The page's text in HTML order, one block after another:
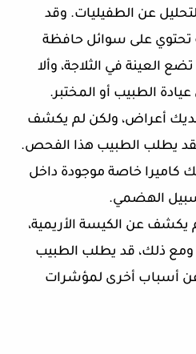
عن الطفيليات. وقد
تحتوي على سوائل حافظة
العينة في الثلاجة، وألا
الطبيب أو المختبر.
لديك أعراض، ولكن لم يكشف
يطلب الطبيب هذا الفحص.
خاصة موجودة داخل
الهضمي.
يكشف عن الكيسة الأريمية،
ذلك، قد يطلب الطبيب
أسباب أخرى لمؤشرات